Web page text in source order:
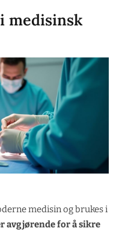
medisinsk
medisin og brukes i
avgjørende for å sikre